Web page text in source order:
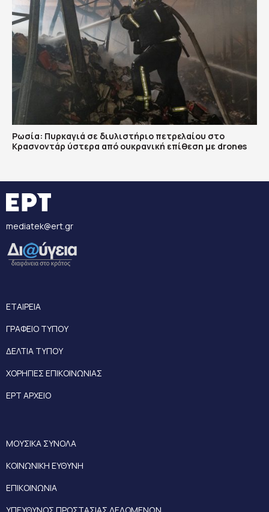
Ρωσία: Πυρκαγιά σε διυλιστήριο πετρελαίου στο
Κρασνοντάρ ύστερα από ουκρανική επίθεση με drones
mediatek@ert.gr
ΕΤΑΙΡΕΙΑ
ΓΡΑΦΕΙΟ ΤΥΠΟΥ
ΔΕΛΤΙΑ ΤΥΠΟΥ
ΧΟΡΗΓΙΕΣ ΕΠΙΚΟΙΝΩΝΙΑΣ
ΕΡΤ ΑΡΧΕΙΟ
ΜΟΥΣΙΚΑ ΣΥΝΟΛΑ
ΚΟΙΝΩΝΙΚΗ ΕΥΘΥΝΗ
ΕΠΙΚΟΙΝΩΝΙΑ